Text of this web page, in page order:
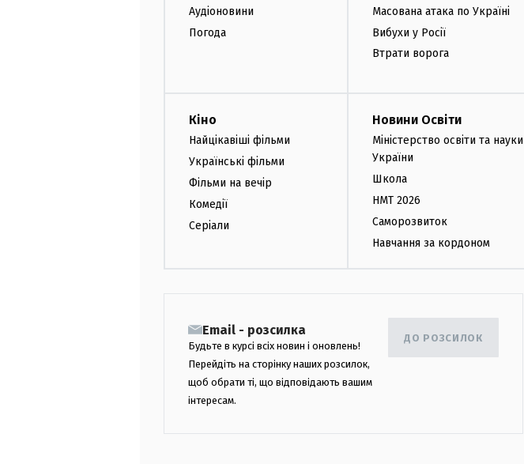
Аудіоновини
Погода
Масована атака по Україні
Вибухи у Росії
Втрати ворога
Кіно
Найцікавіші фільми
Українські фільми
Фільми на вечір
Комедії
Серіали
Новини Освіти
Міністерство освіти та науки
України
Школа
НМТ 2026
Саморозвиток
Навчання за кордоном
Email - розсилка
Будьте в курсі всіх новин і оновлень!
Перейдіть на сторінку наших розсилок,
щоб обрати ті, що відповідають вашим
інтересам.
ДО РОЗСИЛОК